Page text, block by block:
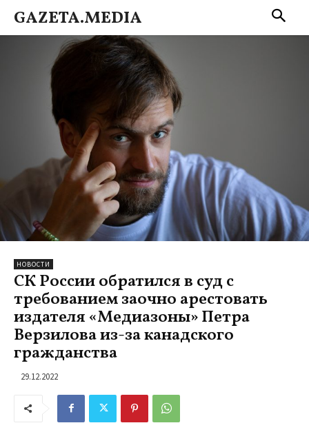
GAZETA.MEDIA
НОВОСТИ
СК России обратился в суд с
требованием заочно арестовать
издателя «Медиазоны» Петра
Верзилова из-за канадского
гражданства
29.12.2022